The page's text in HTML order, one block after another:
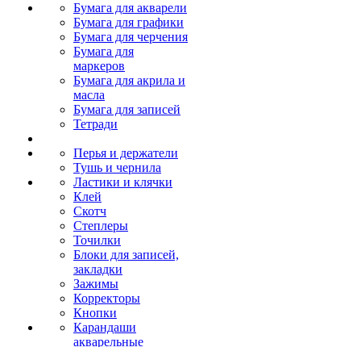
Бумага для акварели
Бумага для графики
Бумага для черчения
Бумага для
маркеров
Бумага для акрила и
масла
Бумага для записей
Тетради
Перья и держатели
Тушь и чернила
Ластики и клячки
Клей
Скотч
Степлеры
Точилки
Блоки для записей,
закладки
Зажимы
Корректоры
Кнопки
Карандаши
акварельные